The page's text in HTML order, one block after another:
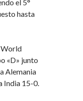
el 5°
hasta
World
«D» junto
Alemania
India 15-0.